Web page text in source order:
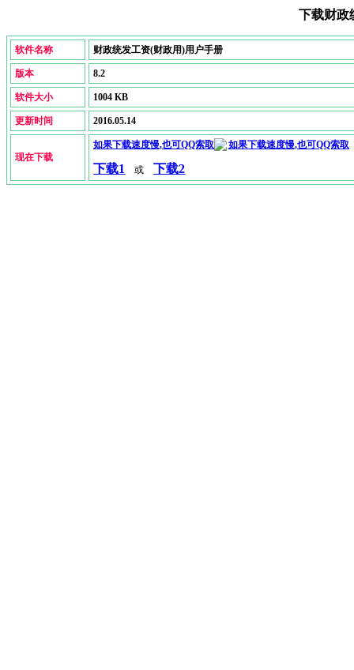
下载财政
软件名称 财政统发工资(财政用)用户手册
版本 8.2
软件大小 1004 KB
更新时间 2016.05.14
现在下载
如果下载速度慢,也可QQ索取
下载1 或 下载2